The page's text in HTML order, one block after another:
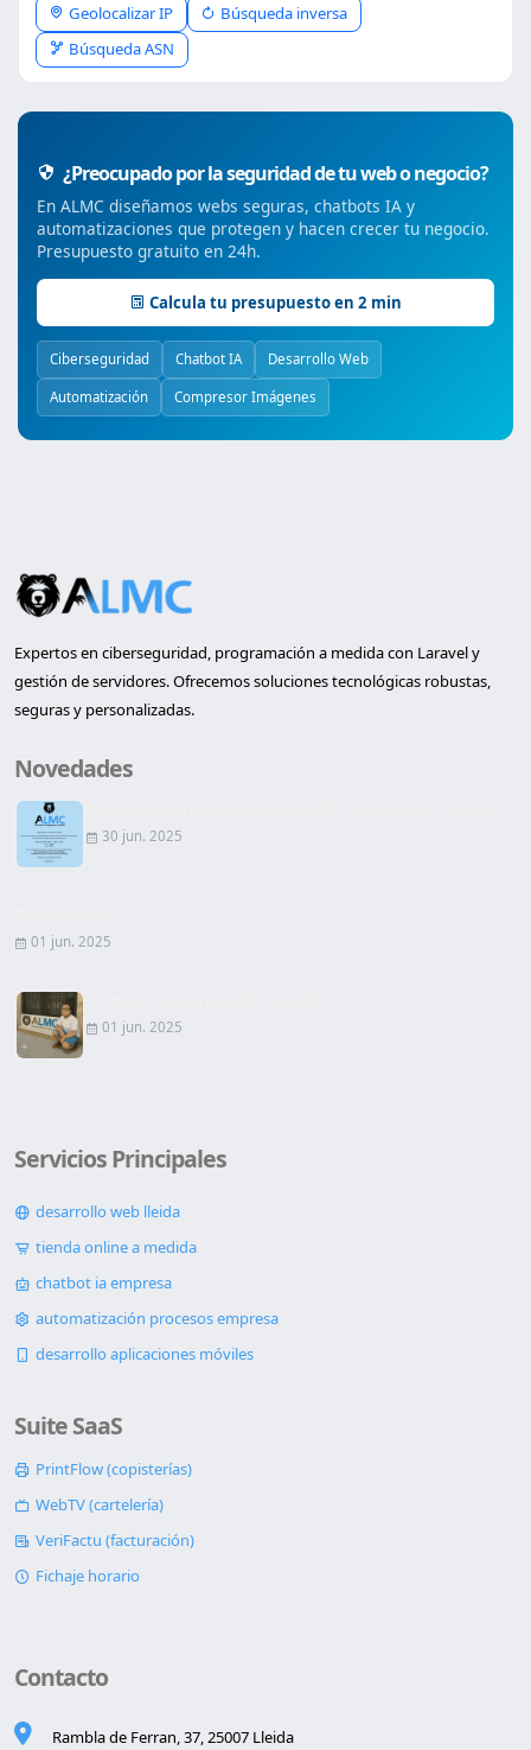
Geolocalizar IP
Búsqueda inversa
Búsqueda ASN
¿Preocupado por la seguridad de tu web o negocio?
En ALMC diseñamos webs seguras, chatbots IA y
automatizaciones que protegen y hacen crecer tu negocio.
Presupuesto gratuito en 24h.
Calcula tu presupuesto en 2 min
Ciberseguridad Chatbot IA Desarrollo Web
Automatización Compresor Imágenes
Expertos en ciberseguridad, programación a medida con Laravel y
gestión de servidores. Ofrecemos soluciones tecnológicas robustas,
seguras y personalizadas.
Novedades
30 jun. 2025
01 jun. 2025
01 jun. 2025
Servicios Principales
desarrollo web lleida
tienda online a medida
chatbot ia empresa
automatización procesos empresa
desarrollo aplicaciones móviles
Suite SaaS
PrintFlow (copisterías)
WebTV (cartelería)
VeriFactu (facturación)
Fichaje horario
Contacto
Rambla de Ferran, 37, 25007 Lleida